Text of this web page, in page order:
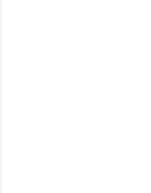
＿ ／
／ ⌒'
／
／ :.
' :. :.
/ :/ : {:
⌒/ :|:.: ､
:. :.| :.|∧:.
ｉ :| :.|:.